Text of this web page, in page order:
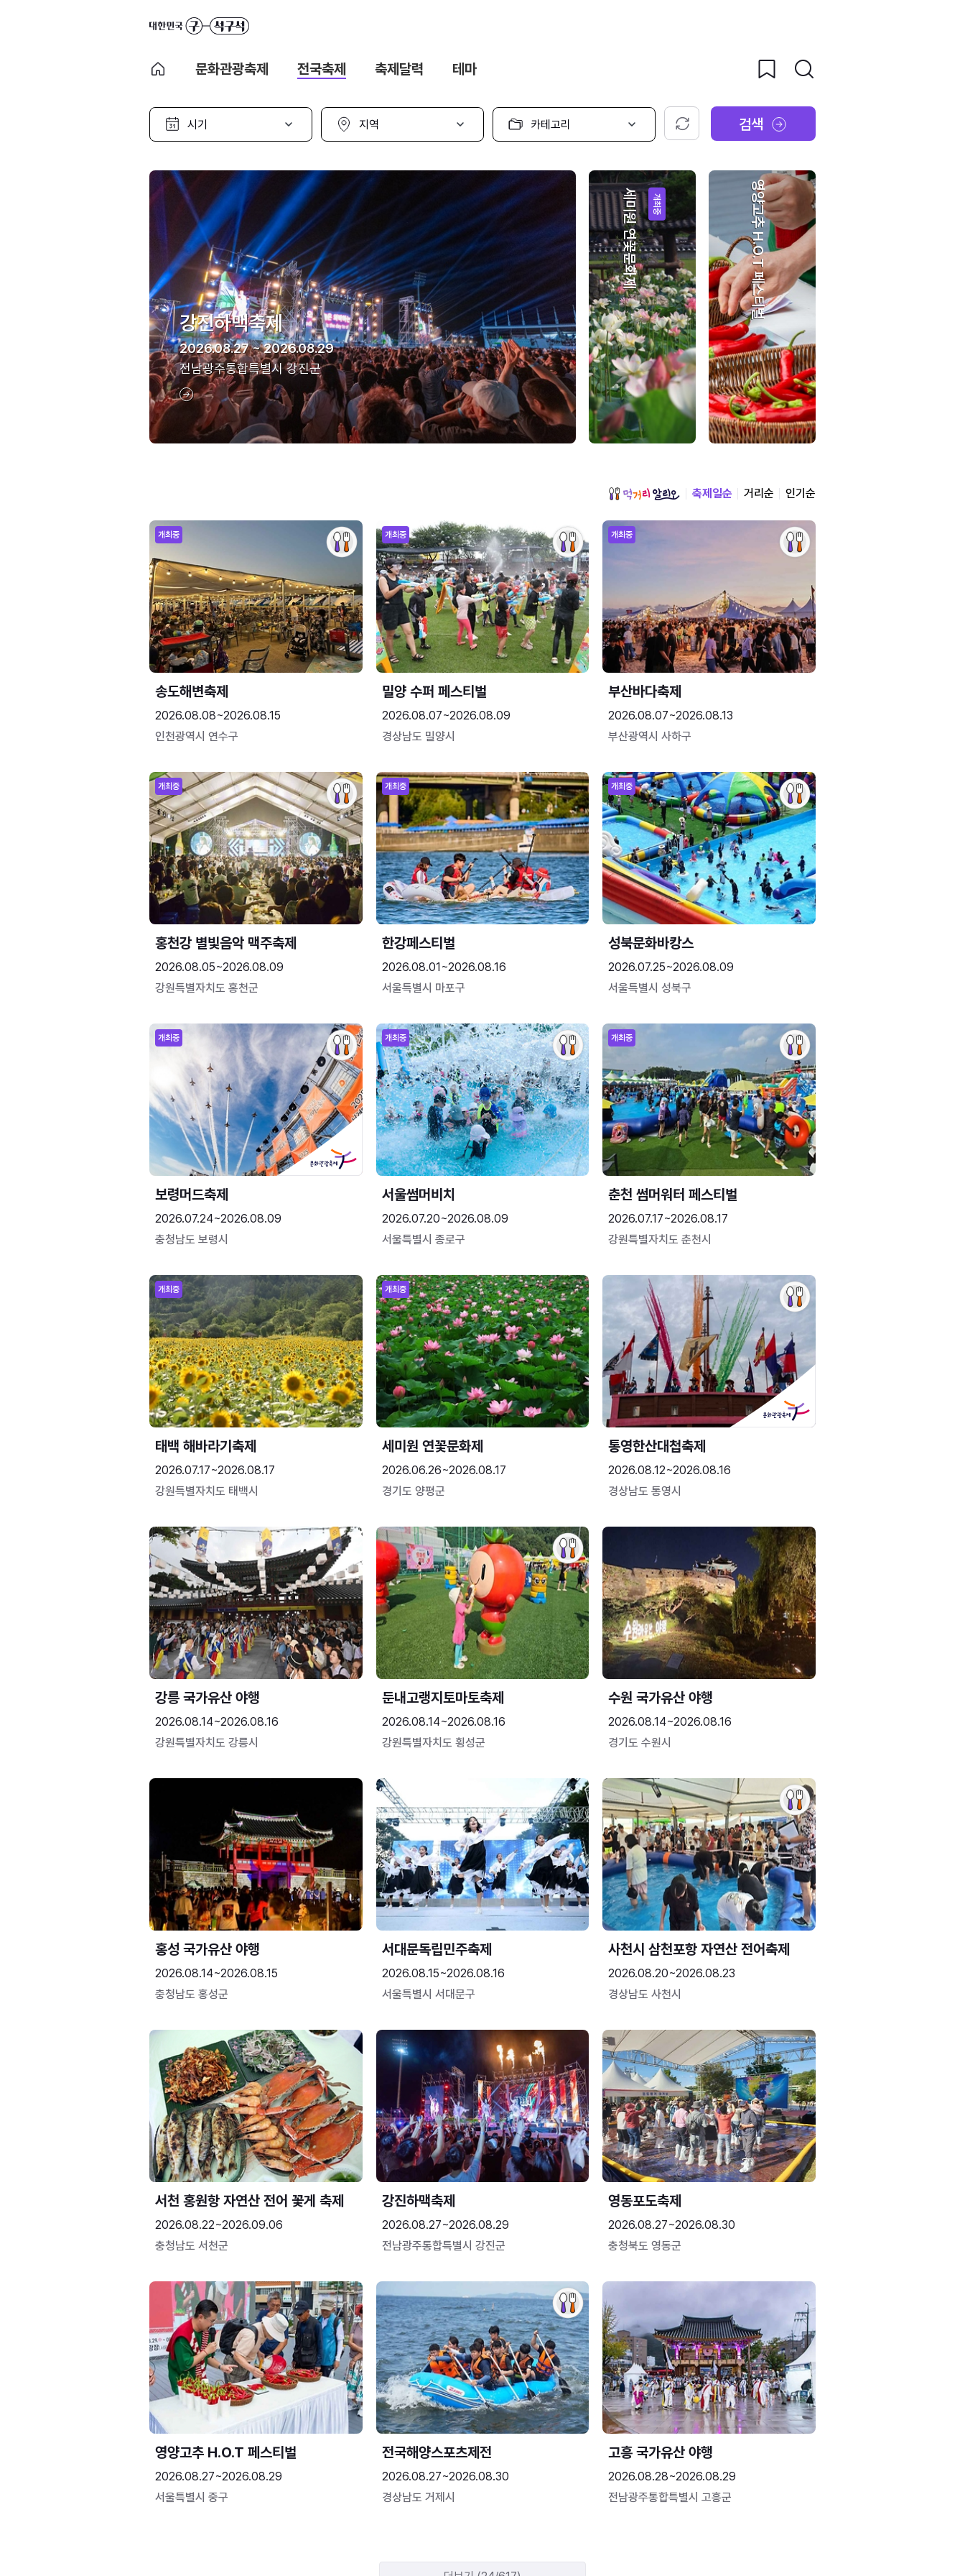
문화관광축제 전국축제 축제달력 테마
시
선
지
선
카
고
선
택
초기화 검색
강진하맥축제
2026.08.27 ~ 2026.08.29
전남광주통합특별시 강진군
개최중
세미원 연꽃문화제 영양고추 H.O.T 페스티벌
축제일순 거리순 인기순
개최중
송도해변축제
2026.08.08~2026.08.15
인천광역시 연수구
개최중
밀양 수퍼 페스티벌
2026.08.07~2026.08.09
경상남도 밀양시
개최중
부산바다축제
2026.08.07~2026.08.13
부산광역시 사하구
개최중
홍천강 별빛음악 맥주축제
2026.08.05~2026.08.09
강원특별자치도 홍천군
개최중
한강페스티벌
2026.08.01~2026.08.16
서울특별시 마포구
개최중
성북문화바캉스
2026.07.25~2026.08.09
서울특별시 성북구
개최중
보령머드축제
2026.07.24~2026.08.09
충청남도 보령시
개최중
서울썸머비치
2026.07.20~2026.08.09
서울특별시 종로구
개최중
춘천 썸머워터 페스티벌
2026.07.17~2026.08.17
강원특별자치도 춘천시
개최중
태백 해바라기축제
2026.07.17~2026.08.17
강원특별자치도 태백시
개최중
세미원 연꽃문화제
2026.06.26~2026.08.17
경기도 양평군
통영한산대첩축제
2026.08.12~2026.08.16
경상남도 통영시
강릉 국가유산 야행
2026.08.14~2026.08.16
강원특별자치도 강릉시
둔내고랭지토마토축제
2026.08.14~2026.08.16
강원특별자치도 횡성군
수원 국가유산 야행
2026.08.14~2026.08.16
경기도 수원시
홍성 국가유산 야행
2026.08.14~2026.08.15
충청남도 홍성군
서대문독립민주축제
2026.08.15~2026.08.16
서울특별시 서대문구
사천시 삼천포항 자연산 전어축제
2026.08.20~2026.08.23
경상남도 사천시
서천 홍원항 자연산 전어 꽃게 축제
2026.08.22~2026.09.06
충청남도 서천군
강진하맥축제
2026.08.27~2026.08.29
전남광주통합특별시 강진군
영동포도축제
2026.08.27~2026.08.30
충청북도 영동군
영양고추 H.O.T 페스티벌
2026.08.27~2026.08.29
서울특별시 중구
전국해양스포츠제전
2026.08.27~2026.08.30
경상남도 거제시
고흥 국가유산 야행
2026.08.28~2026.08.29
전남광주통합특별시 고흥군